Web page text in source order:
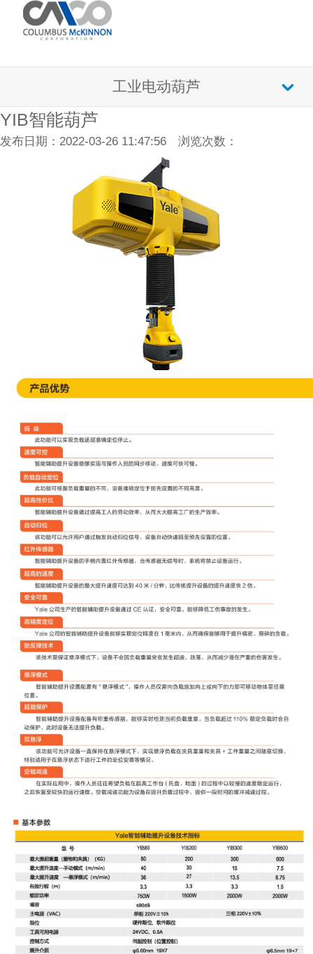
工业电动葫芦
YIB智能葫芦
发布日期：2022-03-26 11:47:56 浏览次数：